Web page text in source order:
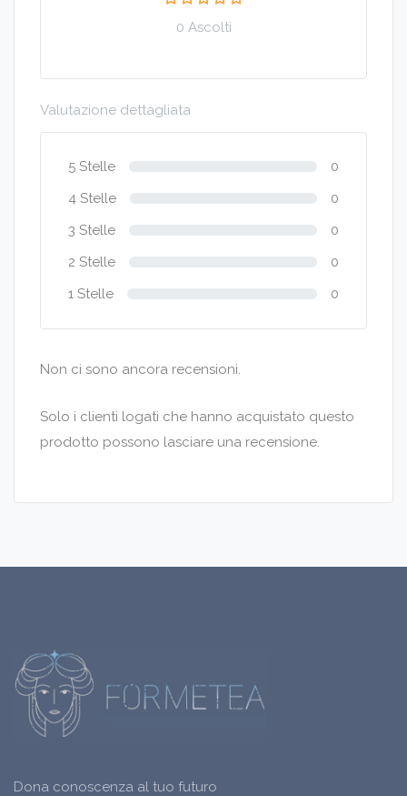
0 Ascolti
Valutazione dettagliata
5 Stelle
0
4 Stelle
0
3 Stelle
0
2 Stelle
0
1 Stelle
0
Non ci sono ancora recensioni.
Solo i clienti logati che hanno acquistato questo
prodotto possono lasciare una recensione.
Dona conoscenza al tuo futuro